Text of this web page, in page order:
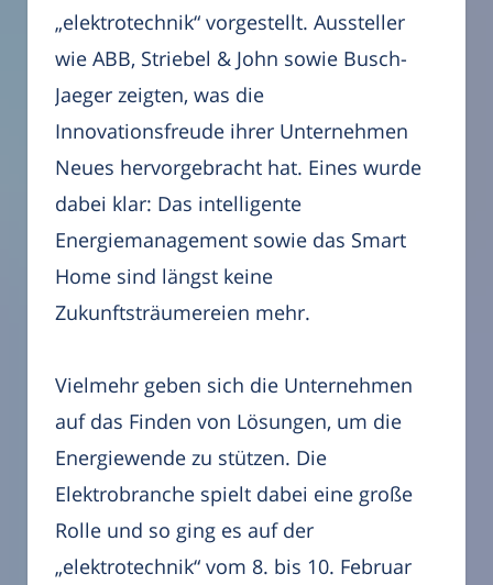
„elektrotechnik“ vorgestellt. Aussteller
wie ABB, Striebel & John sowie Busch-
Jaeger zeigten, was die
Innovationsfreude ihrer Unternehmen
Neues hervorgebracht hat. Eines wurde
dabei klar: Das intelligente
Energiemanagement sowie das Smart
Home sind längst keine
Zukunftsträumereien mehr.
Vielmehr geben sich die Unternehmen
auf das Finden von Lösungen, um die
Energiewende zu stützen. Die
Elektrobranche spielt dabei eine große
Rolle und so ging es auf der
„elektrotechnik“ vom 8. bis 10. Februar